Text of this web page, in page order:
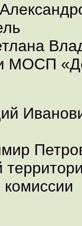
МОСП
комиссии